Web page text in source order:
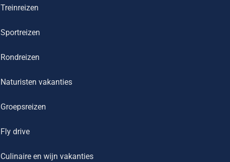
Treinreizen
Sportreizen
Rondreizen
Naturisten vakanties
Groepsreizen
Fly drive
Culinaire en wijn vakanties